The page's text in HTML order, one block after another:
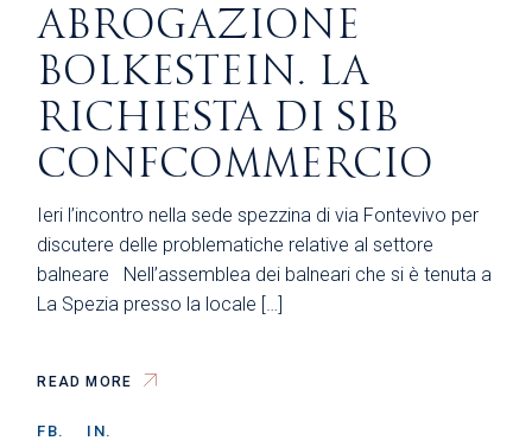
ABROGAZIONE
BOLKESTEIN. LA
RICHIESTA DI SIB
CONFCOMMERCIO
Ieri l’incontro nella sede spezzina di via Fontevivo per
discutere delle problematiche relative al settore
balneare Nell’assemblea dei balneari che si è tenuta a
La Spezia presso la locale […]
READ MORE
FB. IN.